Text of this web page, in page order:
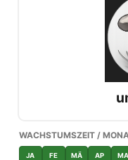
WACHSTUMSZEIT /
JA FE MÄ AP MA